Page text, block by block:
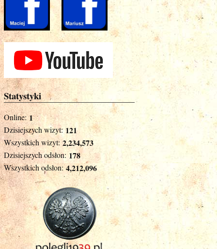
Statystyki
Online: 1
Dzisiejszych wizyt: 121
Wszystkich wizyt: 2,234,573
Dzisiejszych odsłon: 178
Wszystkich odsłon: 4,212,096